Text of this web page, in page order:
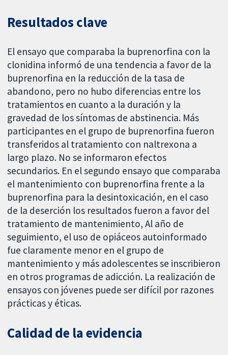
Resultados clave
El ensayo que comparaba la buprenorfina con la
clonidina informó de una tendencia a favor de la
buprenorfina en la reducción de la tasa de
abandono, pero no hubo diferencias entre los
tratamientos en cuanto a la duración y la
gravedad de los síntomas de abstinencia. Más
participantes en el grupo de buprenorfina fueron
transferidos al tratamiento con naltrexona a
largo plazo. No se informaron efectos
secundarios. En el segundo ensayo que comparaba
el mantenimiento con buprenorfina frente a la
buprenorfina para la desintoxicación, en el caso
de la deserción los resultados fueron a favor del
tratamiento de mantenimiento, Al año de
seguimiento, el uso de opiáceos autoinformado
fue claramente menor en el grupo de
mantenimiento y más adolescentes se inscribieron
en otros programas de adicción. La realización de
ensayos con jóvenes puede ser difícil por razones
prácticas y éticas.
Calidad de la evidencia